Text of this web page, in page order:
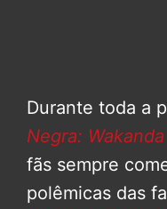
Durante toda a
Negra:
fãs sempre
polêmicas das